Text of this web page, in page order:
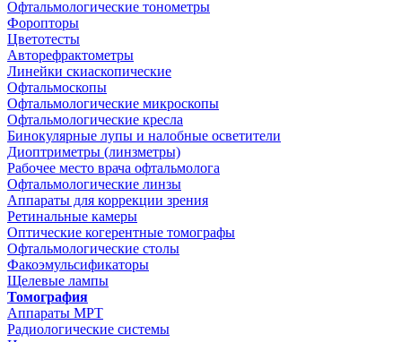
Офтальмологические тонометры
Форопторы
Цветотесты
Авторефрактометры
Линейки скиаскопические
Офтальмоскопы
Офтальмологические микроскопы
Офтальмологические кресла
Бинокулярные лупы и налобные осветители
Диоптриметры (линзметры)
Рабочее место врача офтальмолога
Офтальмологические линзы
Аппараты для коррекции зрения
Ретинальные камеры
Оптические когерентные томографы
Офтальмологические столы
Факоэмульсификаторы
Щелевые лампы
Томография
Аппараты МРТ
Радиологические системы